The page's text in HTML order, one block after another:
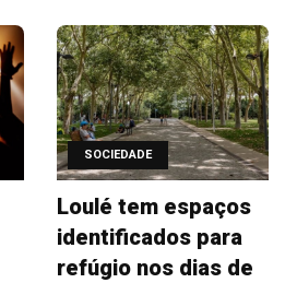
SOCIEDADE
Loulé tem espaços
identificados para
refúgio nos dias de